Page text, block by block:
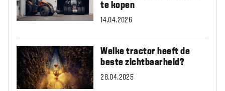
te kopen
14.04.2026
Welke tractor heeft de
beste zichtbaarheid?
28.04.2025